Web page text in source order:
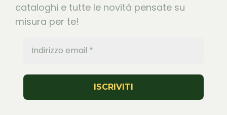
cataloghi e tutte le novità pensate su
misura per te!